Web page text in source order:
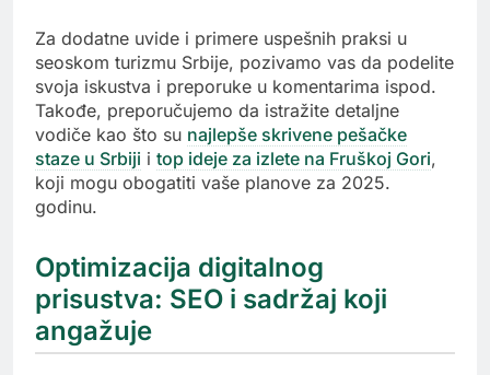
Za dodatne uvide i primere uspešnih praksi u
seoskom turizmu Srbije, pozivamo vas da podelite
svoja iskustva i preporuke u komentarima ispod.
Takođe, preporučujemo da istražite detaljne
vodiče kao što su najlepše skrivene pešačke
staze u Srbiji i top ideje za izlete na Fruškoj Gori,
koji mogu obogatiti vaše planove za 2025.
godinu.
Optimizacija digitalnog
prisustva: SEO i sadržaj koji
angažuje